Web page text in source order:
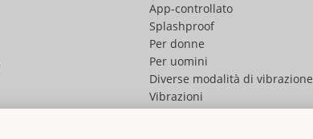
App-controllato
Splashproof
Per donne
Per uomini
Diverse modalità di vibrazione
Vibrazioni